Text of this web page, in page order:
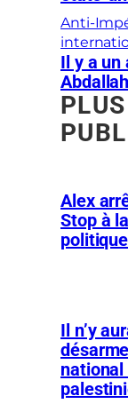
Anti-
Il y a un
Abdallah
Alex
Stop à
Il n’y